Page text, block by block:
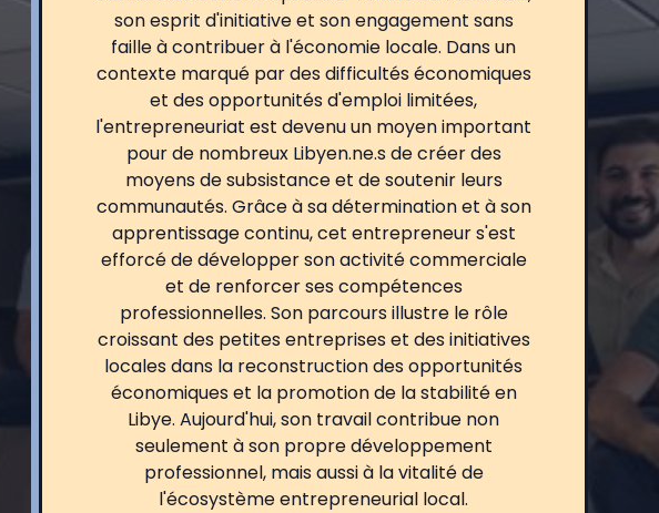
son esprit d'initiative et son engagement sans
faille à contribuer à l'économie locale. Dans un
contexte marqué par des difficultés économiques
et des opportunités d'emploi limitées,
l'entrepreneuriat est devenu un moyen important
pour de nombreux Libyen.ne.s de créer des
moyens de subsistance et de soutenir leurs
communautés. Grâce à sa détermination et à son
apprentissage continu, cet entrepreneur s'est
efforcé de développer son activité commerciale
et de renforcer ses compétences
professionnelles. Son parcours illustre le rôle
croissant des petites entreprises et des initiatives
locales dans la reconstruction des opportunités
économiques et la promotion de la stabilité en
Libye. Aujourd'hui, son travail contribue non
seulement à son propre développement
professionnel, mais aussi à la vitalité de
l'écosystème entrepreneurial local.